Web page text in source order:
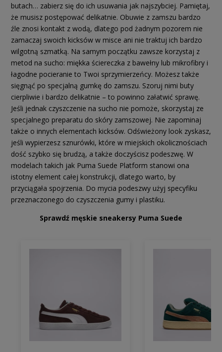
butach… zabierz się do ich usuwania jak najszybciej. Pamiętaj,
że musisz postępować delikatnie. Obuwie z zamszu bardzo
źle znosi kontakt z wodą, dlatego pod żadnym pozorem nie
zamaczaj swoich kicksów w misce ani nie traktuj ich bardzo
wilgotną szmatką. Na samym początku zawsze korzystaj z
metod na sucho: miękka ściereczka z bawełny lub mikrofibry i
łagodne pocieranie to Twoi sprzymierzeńcy. Możesz także
sięgnąć po specjalną gumkę do zamszu. Szoruj nimi buty
cierpliwie i bardzo delikatnie – to powinno załatwić sprawę.
Jeśli jednak czyszczenie na sucho nie pomoże, skorzystaj ze
specjalnego preparatu do skóry zamszowej. Nie zapominaj
także o innych elementach kicksów. Odświeżony look zyskasz,
jeśli wypierzesz sznurówki, które w miejskich okolicznościach
dość szybko się brudzą, a także doczyścisz podeszwę. W
modelach takich jak Puma Suede Platform stanowi ona
istotny element całej konstrukcji, dlatego warto, by
przyciągała spojrzenia. Do mycia podeszwy użyj specyfiku
przeznaczonego do czyszczenia gumy i plastiku.
Sprawdź męskie sneakersy Puma Suede